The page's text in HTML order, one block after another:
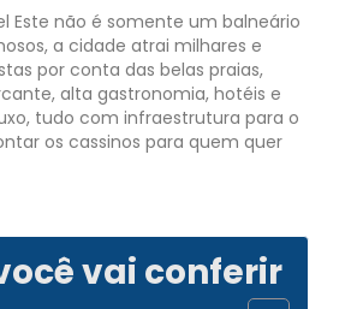
Este não é somente um balneário
a cidade atrai milhares e
por conta das belas praias,
alta gastronomia, hotéis e
tudo com infraestrutura para o
os cassinos para quem quer
vai conferir